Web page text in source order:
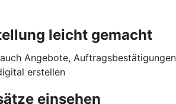
leicht gemacht
Angebote, Auftragsbestätigungen
erstellen
einsehen